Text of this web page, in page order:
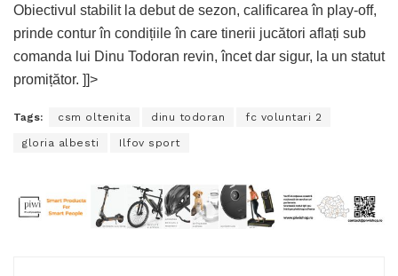
Obiectivul stabilit la debut de sezon, calificarea în play-off,
prinde contur în condițiile în care tinerii jucători aflați sub
comanda lui Dinu Todoran revin, încet dar sigur, la un statut
promițător. ]]>
Tags: csm oltenita dinu todoran fc voluntari 2
gloria albesti Ilfov sport